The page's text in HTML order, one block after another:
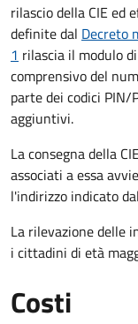
rilascio della CIE ed
definite dal Decreto
1 rilascia il modulo
comprensivo del
parte dei codici PIN/
aggiuntivi.
La consegna della
associati a essa
l'indirizzo indicato
La rilevazione delle
i cittadini di età
Costi